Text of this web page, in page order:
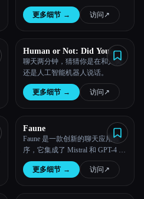
更多细节 → 访问 ↗︎
Human or Not: Did You
Talk to AI or Human
聊天两分钟，猜猜你是在和人类
还是人工智能机器人说话。
更多细节 → 访问 ↗︎
Faune
Faune 是一款创新的聊天应用程
序，它集成了 Mistral 和 GPT-4 等
先进的人工智能模型，强调用户
隐私和设计的简单性。
更多细节 → 访问 ↗︎